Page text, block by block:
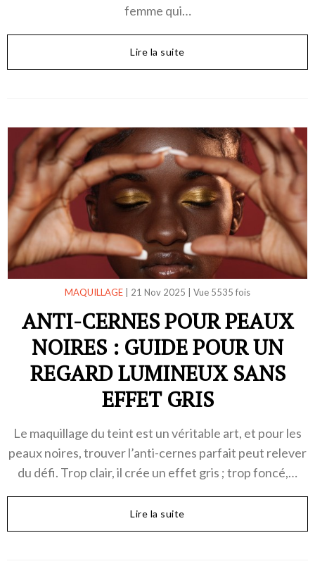
femme qui…
Lire la suite
MAQUILLAGE 21 Nov 2025 Vue 5535 fois
ANTI-CERNES POUR PEAUX
NOIRES : GUIDE POUR UN
REGARD LUMINEUX SANS
EFFET GRIS
Le maquillage du teint est un véritable art, et pour les
peaux noires, trouver l’anti-cernes parfait peut relever
du défi. Trop clair, il crée un effet gris ; trop foncé,…
Lire la suite